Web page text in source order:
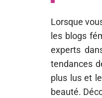
Lorsque
les blogs
experts
tendances
plus lus et
beauté.